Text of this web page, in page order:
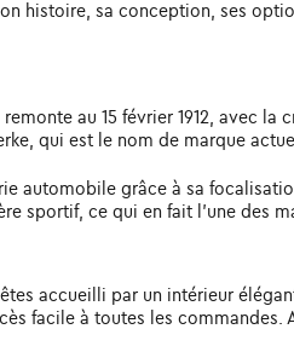
histoire, sa conception, ses
au 15 février 1912, avec la
qui est le nom de marque actuel.
automobile grâce à sa
sportif, ce qui en fait l'une des
accueilli par un intérieur
facile à toutes les